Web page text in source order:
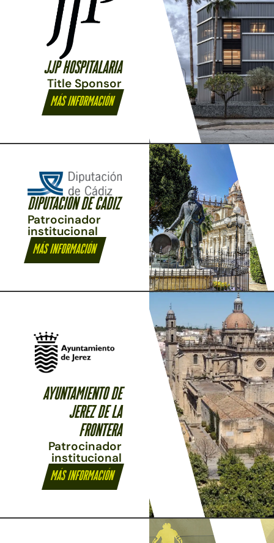
JJP HOSPITALARIA
Title Sponsor
Más información
DIPUTACIÓN DE CÁDIZ
Patrocinador
institucional
Más información
ayuntamiento de
jerez de la
frontera
Patrocinador
institucional
Más información